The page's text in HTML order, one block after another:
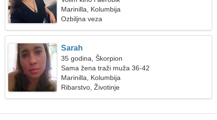
Marinilla, Kolumbija
Ozbiljna veza
Sarah
35 godina, Škorpion
Sama žena traži muža 36-42
Marinilla, Kolumbija
Ribarstvo, Životinje